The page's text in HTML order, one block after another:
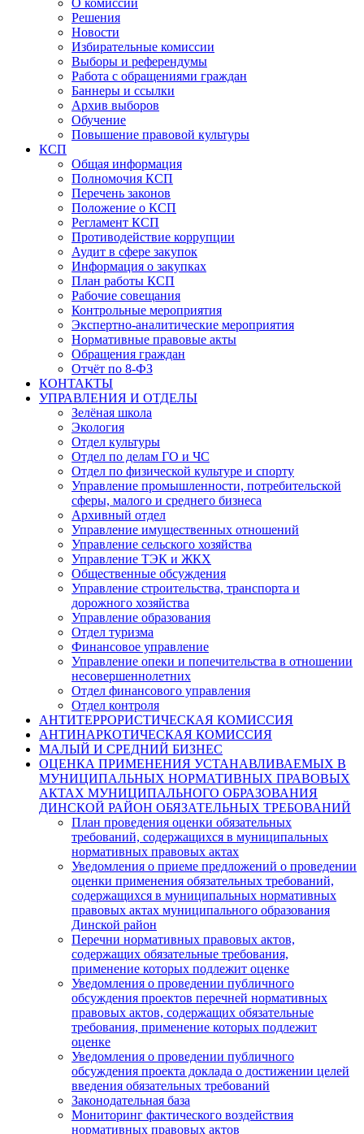
О комиссии
Решения
Новости
Избирательные комиссии
Выборы и референдумы
Работа с обращениями граждан
Баннеры и ссылки
Архив выборов
Обучение
Повышение правовой культуры
КСП
Общая информация
Полномочия КСП
Перечень законов
Положение о КСП
Регламент КСП
Противодействие коррупции
Аудит в сфере закупок
Информация о закупках
План работы КСП
Рабочие совещания
Контрольные мероприятия
Экспертно-аналитические мероприятия
Нормативные правовые акты
Обращения граждан
Отчёт по 8-ФЗ
КОНТАКТЫ
УПРАВЛЕНИЯ И ОТДЕЛЫ
Зелёная школа
Экология
Отдел культуры
Отдел по делам ГО и ЧС
Отдел по физической культуре и спорту
Управление промышленности, потребительской
сферы, малого и среднего бизнеса
Архивный отдел
Управление имущественных отношений
Управление сельского хозяйства
Управление ТЭК и ЖКХ
Общественные обсуждения
Управление строительства, транспорта и
дорожного хозяйства
Управление образования
Отдел туризма
Финансовое управление
Управление опеки и попечительства в отношении
несовершеннолетних
Отдел финансового управления
Отдел контроля
АНТИТЕРРОРИСТИЧЕСКАЯ КОМИССИЯ
АНТИНАРКОТИЧЕСКАЯ КОМИССИЯ
МАЛЫЙ И СРЕДНИЙ БИЗНЕС
ОЦЕНКА ПРИМЕНЕНИЯ УСТАНАВЛИВАЕМЫХ В
МУНИЦИПАЛЬНЫХ НОРМАТИВНЫХ ПРАВОВЫХ
АКТАХ МУНИЦИПАЛЬНОГО ОБРАЗОВАНИЯ
ДИНСКОЙ РАЙОН ОБЯЗАТЕЛЬНЫХ ТРЕБОВАНИЙ
План проведения оценки обязательных
требований, содержащихся в муниципальных
нормативных правовых актах
Уведомления о приеме предложений о проведении
оценки применения обязательных требований,
содержащихся в муниципальных нормативных
правовых актах муниципального образования
Динской район
Перечни нормативных правовых актов,
содержащих обязательные требования,
применение которых подлежит оценке
Уведомления о проведении публичного
обсуждения проектов перечней нормативных
правовых актов, содержащих обязательные
требования, применение которых подлежит
оценке
Уведомления о проведении публичного
обсуждения проекта доклада о достижении целей
введения обязательных требований
Законодательная база
Мониторинг фактического воздействия
нормативных правовых актов